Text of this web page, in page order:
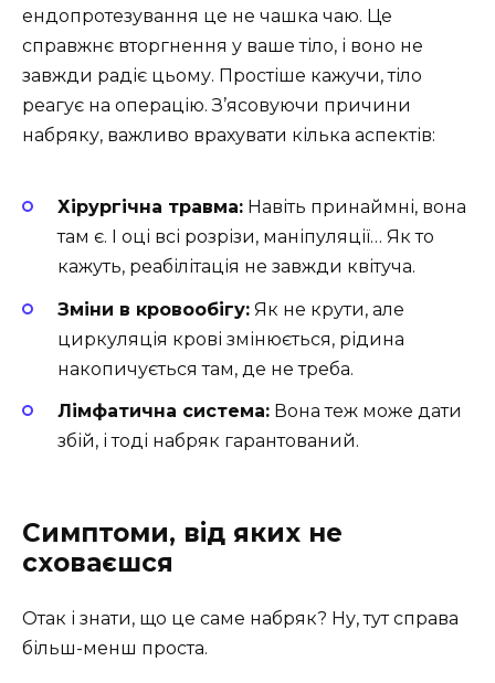
ендопротезування це не чашка чаю. Це
справжнє вторгнення у ваше тіло, і воно не
завжди радіє цьому. Простіше кажучи, тіло
реагує на операцію. З’ясовуючи причини
набряку, важливо врахувати кілька аспектів:
Хірургічна травма: Навіть принаймні, вона
там є. І оці всі розрізи, маніпуляції… Як то
кажуть, реабілітація не завжди квітуча.
Зміни в кровообігу: Як не крути, але
циркуляція крові змінюється, рідина
накопичується там, де не треба.
Лімфатична система: Вона теж може дати
збій, і тоді набряк гарантований.
Симптоми, від яких не
сховаєшся
Отак і знати, що це саме набряк? Ну, тут справа
більш-менш проста.